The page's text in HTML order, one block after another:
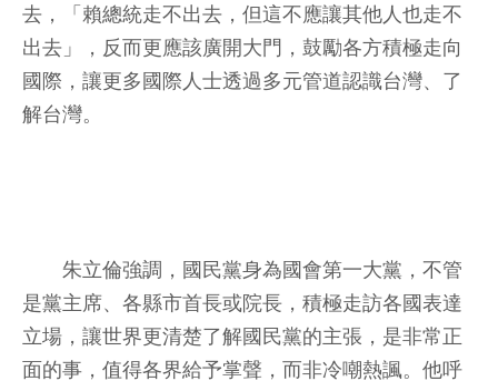
去，「賴總統走不出去，但這不應讓其他人也走不
出去」，反而更應該廣開大門，鼓勵各方積極走向
國際，讓更多國際人士透過多元管道認識台灣、了
解台灣。
朱立倫強調，國民黨身為國會第一大黨，不管
是黨主席、各縣市首長或院長，積極走訪各國表達
立場，讓世界更清楚了解國民黨的主張，是非常正
面的事，值得各界給予掌聲，而非冷嘲熱諷。他呼